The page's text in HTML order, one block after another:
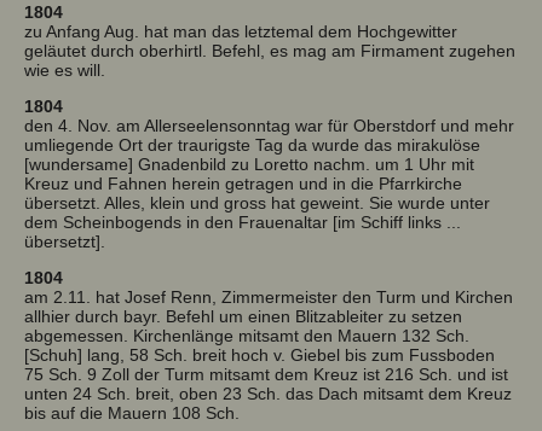
1804
zu Anfang Aug. hat man das letztemal dem Hochgewitter
geläutet durch oberhirtl. Befehl, es mag am Firmament zugehen
wie es will.
1804
den 4. Nov. am Allerseelensonntag war für Oberstdorf und mehr
umliegende Ort der traurigste Tag da wurde das mirakulöse
[wundersame] Gnadenbild zu Loretto nachm. um 1 Uhr mit
Kreuz und Fahnen herein getragen und in die Pfarrkirche
übersetzt. Alles, klein und gross hat geweint. Sie wurde unter
dem Scheinbogends in den Frauenaltar [im Schiff links ...
übersetzt].
1804
am 2.11. hat Josef Renn, Zimmermeister den Turm und Kirchen
allhier durch bayr. Befehl um einen Blitzableiter zu setzen
abgemessen. Kirchenlänge mitsamt den Mauern 132 Sch.
[Schuh] lang, 58 Sch. breit hoch v. Giebel bis zum Fussboden
75 Sch. 9 Zoll der Turm mitsamt dem Kreuz ist 216 Sch. und ist
unten 24 Sch. breit, oben 23 Sch. das Dach mitsamt dem Kreuz
bis auf die Mauern 108 Sch.